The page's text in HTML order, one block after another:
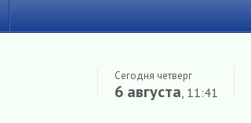
Сегодня четверг
6 августа, 11:41